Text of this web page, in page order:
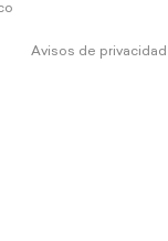
Avisos de privacidad